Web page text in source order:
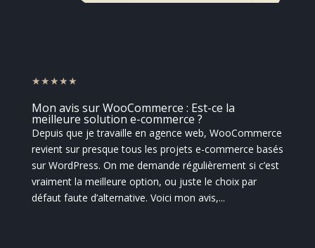
★★★★★
Mon avis sur WooCommerce : Est-ce la
meilleure solution e-commerce ?
Depuis que je travaille en agence web, WooCommerce
revient sur presque tous les projets e-commerce basés
sur WordPress. On me demande régulièrement si c’est
vraiment la meilleure option, ou juste le choix par
défaut faute d’alternative. Voici mon avis,...